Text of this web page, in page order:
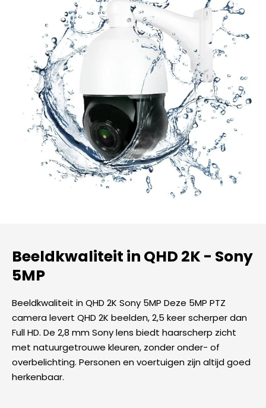
Beeldkwaliteit in QHD 2K - Sony
5MP
Beeldkwaliteit in QHD 2K Sony 5MP Deze 5MP PTZ
camera levert QHD 2K beelden, 2,5 keer scherper dan
Full HD. De 2,8 mm Sony lens biedt haarscherp zicht
met natuurgetrouwe kleuren, zonder onder- of
overbelichting. Personen en voertuigen zijn altijd goed
herkenbaar.